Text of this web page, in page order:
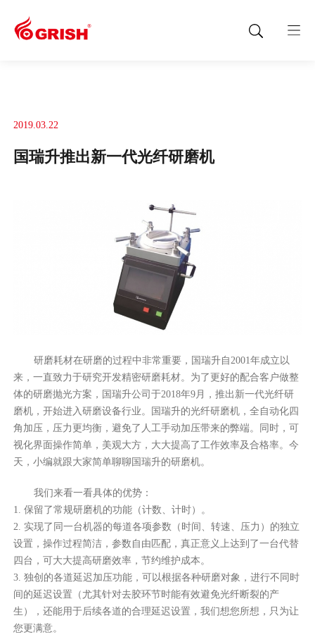
2019.03.22
国瑞升推出新一代光纤研磨机
研磨耗材在研磨的过程中非常重要，国瑞升自2001年成立以
来，一直致力于研究开发精密研磨耗材。为了更好的配合客户做整
体的研磨抛光方案，国瑞升公司于2018年9月，推出新一代光纤研
磨机，开始进入研磨设备行业。国瑞升的光纤研磨机，全自动化四
角加压，压力更均衡，避免了人工手动加压带来的弊端。同时，可
视化界面操作简单，美观大方，大大提高了工作效率及合格率。今
天，小编就跟大家简单聊聊国瑞升的研磨机。
我们来看一看具体的优势：
1. 保留了常规研磨机的功能（计数、计时）。
2. 实现了同一台机器的每道各项参数（时间、转速、压力）的独立
设置，操作过程简洁，参数自由匹配，真正意义上达到了一台代替
四台，可大大提高研磨效率，节约维护成本。
3. 独创的各道延迟加压功能，可以根据各种研磨对象，进行不同时
间的延迟设置（尤其针对去胶环节时能有效避免光纤断裂的产
生），还能用于后续各道的合理延迟设置，我们想您所想，只为让
您更满意。